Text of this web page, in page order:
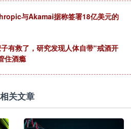
与Akamai据称签署18亿美元的
有救了，研究发现人体自带“戒酒开
住酒瘾
相关文章